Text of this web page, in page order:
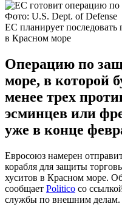
Фото: U.S. Dept. of Defense
ЕС планирует
в Красном море
Операцию по
море, в которой
менее трех
эсминцев или
уже в конце
Евросоюз намерен
корабля для защиты
хуситов в Красном море.
сообщает Politico со
службы по внешним делам.